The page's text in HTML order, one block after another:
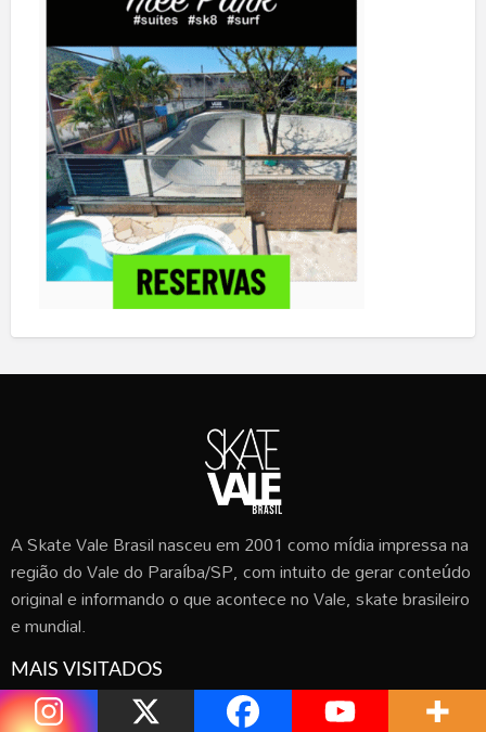
A Skate Vale Brasil nasceu em 2001 como mídia impressa na
região do Vale do Paraíba/SP, com intuito de gerar conteúdo
original e informando o que acontece no Vale, skate brasileiro
e mundial.
MAIS VISITADOS
FAZENDINHA MOTO EXTREME PARK (42570 visitas)